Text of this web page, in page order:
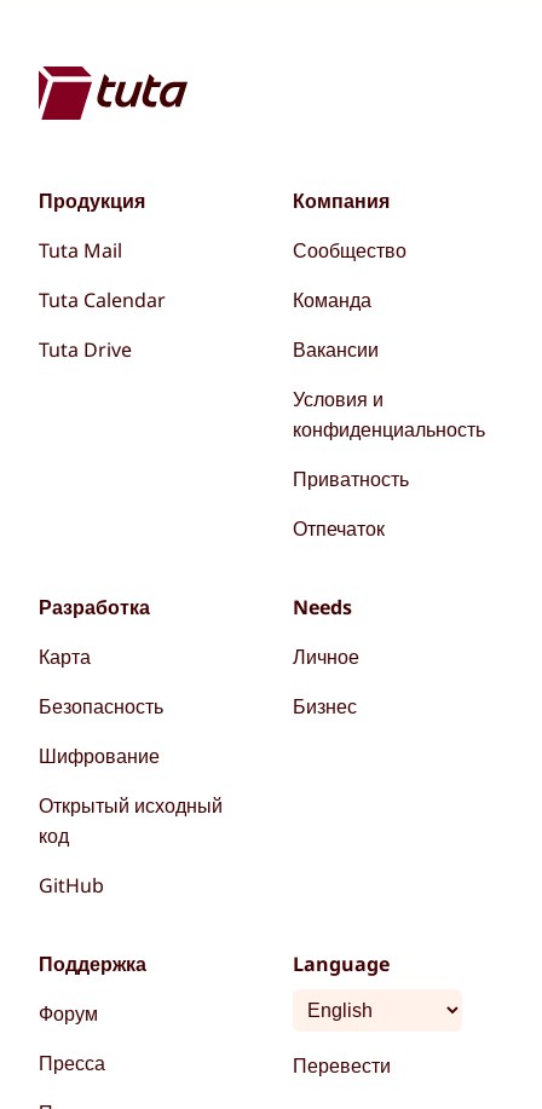
Продукция
Tuta Mail
Tuta Calendar
Tuta Drive
Компания
Сообщество
Команда
Вакансии
Условия и
конфиденциальность
Приватность
Отпечаток
Разработка
Карта
Безопасность
Шифрование
Открытый исходный
код
GitHub
Needs
Личное
Бизнес
Поддержка
Форум
Пресса
Language
Перевести